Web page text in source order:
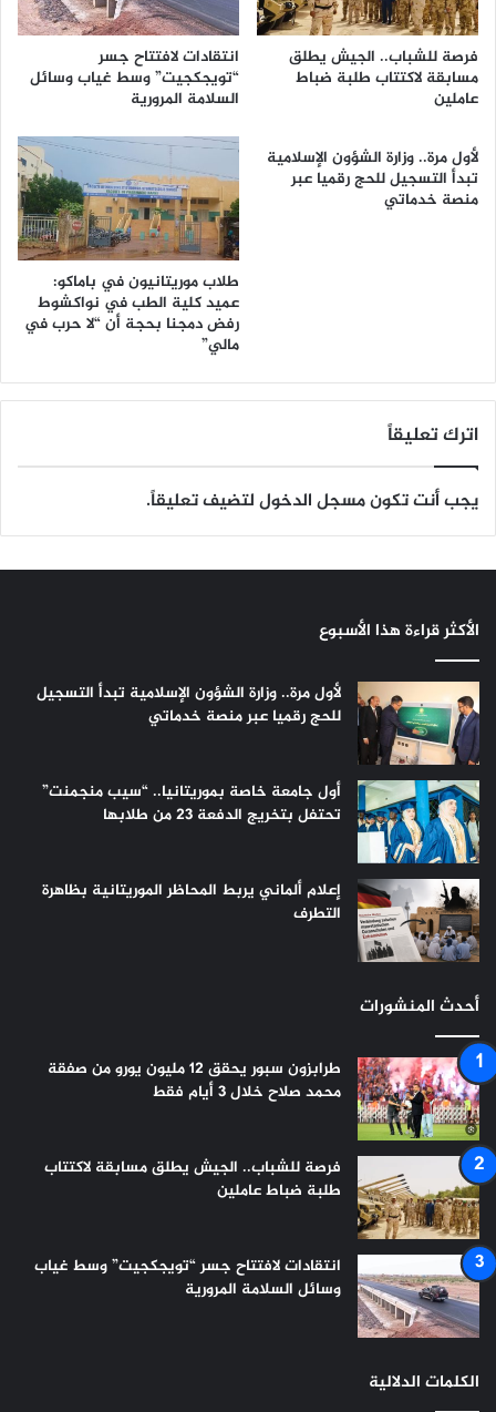
فرصة للشباب.. الجيش يطلق
مسابقة لاكتتاب طلبة ضباط
عاملين
انتقادات لافتتاح جسر
“تويجكجيت” وسط غياب وسائل
السلامة المرورية
لأول مرة.. وزارة الشؤون الإسلامية
تبدأ التسجيل للحج رقميا عبر
منصة خدماتي
طلاب موريتانيون في باماكو:
عميد كلية الطب في نواكشوط
رفض دمجنا بحجة أن “لا حرب في
مالي”
اترك تعليقاً
يجب أنت تكونمسجل الدخوللتضيف تعليقاً.
الأكثر قراءة هذا الأسبوع
لأول مرة.. وزارة الشؤون الإسلامية تبدأ التسجيل
للحج رقميا عبر منصة خدماتي
أول جامعة خاصة بموريتانيا.. “سيب منجمنت”
تحتفل بتخريج الدفعة 23 من طلابها
إعلام ألماني يربط المحاظر الموريتانية بظاهرة
التطرف
أحدث المنشورات
طرابزون سبور يحقق 12 مليون يورو من صفقة
محمد صلاح خلال 3 أيام فقط
فرصة للشباب.. الجيش يطلق مسابقة لاكتتاب
طلبة ضباط عاملين
انتقادات لافتتاح جسر “تويجكجيت” وسط غياب
وسائل السلامة المرورية
الكلمات الدلالية